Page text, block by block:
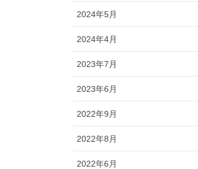
2024年5月
2024年4月
2023年7月
2023年6月
2022年9月
2022年8月
2022年6月